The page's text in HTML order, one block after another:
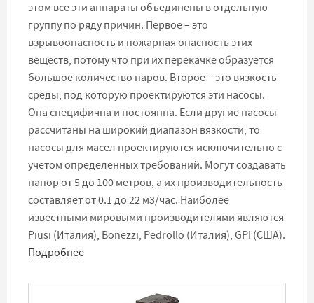
этом все эти аппараты объединены в отдельную
группу по ряду причин. Первое – это
взрывоопасность и пожарная опасность этих
веществ, потому что при их перекачке образуется
большое количество паров. Второе – это вязкость
среды, под которую проектируются эти насосы.
Она специфична и постоянна. Если другие насосы
рассчитаны на широкий диапазон вязкости, то
насосы для масел проектируются исключительно с
учетом определенных требований. Могут создавать
напор от 5 до 100 метров, а их производительность
составляет от 0.1 до 22 м3/час. Наиболее
известными мировыми производителями являются
Piusi (Италия), Bonezzi, Pedrollo (Италия), GPI (США).
Подробнее